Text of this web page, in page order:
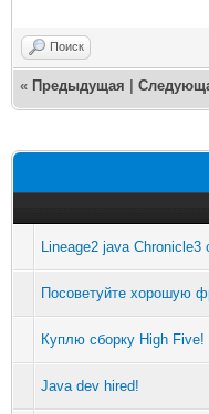
Поиск
« Предыдущая
Lineage2 java Chronicle3
Посоветуйте хорошую
Куплю сборку High Five!
Java dev hired!